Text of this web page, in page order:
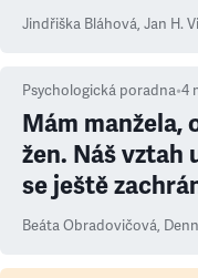
Jindřiška Bláhová, Jan H.
Psychologická poradna•4
Mám manžela,
žen. Náš vztah
se ještě
Beáta Obradovičová,